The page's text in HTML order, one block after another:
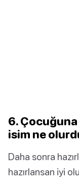
6.
isim ne
Daha sonra
hazırlansan iyi